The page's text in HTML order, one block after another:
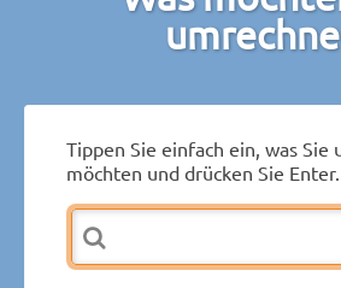
Tippen Sie einfach ein, was Sie
möchten und drücken Sie Enter.